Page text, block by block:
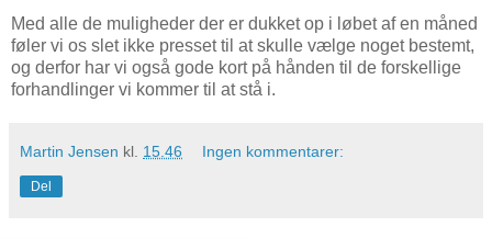
Med alle de muligheder der er dukket op i løbet af en måned
føler vi os slet ikke presset til at skulle vælge noget bestemt,
og derfor har vi også gode kort på hånden til de forskellige
forhandlinger vi kommer til at stå i.
Martin Jensen kl. 15.46 Ingen kommentarer:
Del